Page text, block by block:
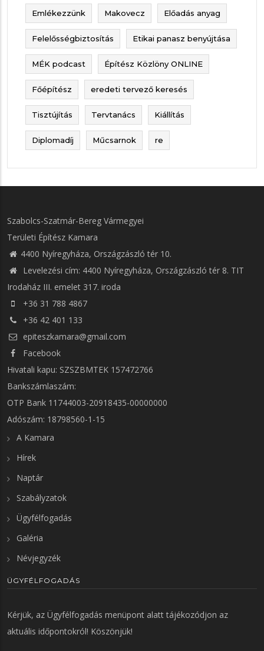
Emlékezzünk Makovecz Előadás anyag
Felelősségbiztosítás Etikai panasz benyújtása
MÉK podcast Építész Közlöny ONLINE
Főépítész eredeti tervező keresés
Tisztújítás Tervtanács Kiállítás
Diplomadíj Műcsarnok re
Szabolcs-Szatmár-Bereg Vármegyei
Területi Építész Kamara
4400 Nyíregyháza, Országzászló tér 10.
Levelezési cím: 4400 Nyíregyháza, Országzászló tér 8. TIT
Irodaház III. emelet 317. iroda
+36 31 788 4867
+36 42 401 133
epiteszkamara@gmail.com
Facebook
Hivatali kapu: SZSZBMTEK 157472766
Bankszámlaszám:
OTP Bank 11744003-20918435-00000000
Adószám: 18798560-1-15
A Kamara
Hírek
Naptár
Szabályzatok
Ügyfélfogadás
Galéria
Névjegyzék
ÜGYFÉLFOGADÁS
Kérjük, az Ügyfélfogadás menüpont alatt tájékozódjon az
aktuális időpontokról! Köszönjük!